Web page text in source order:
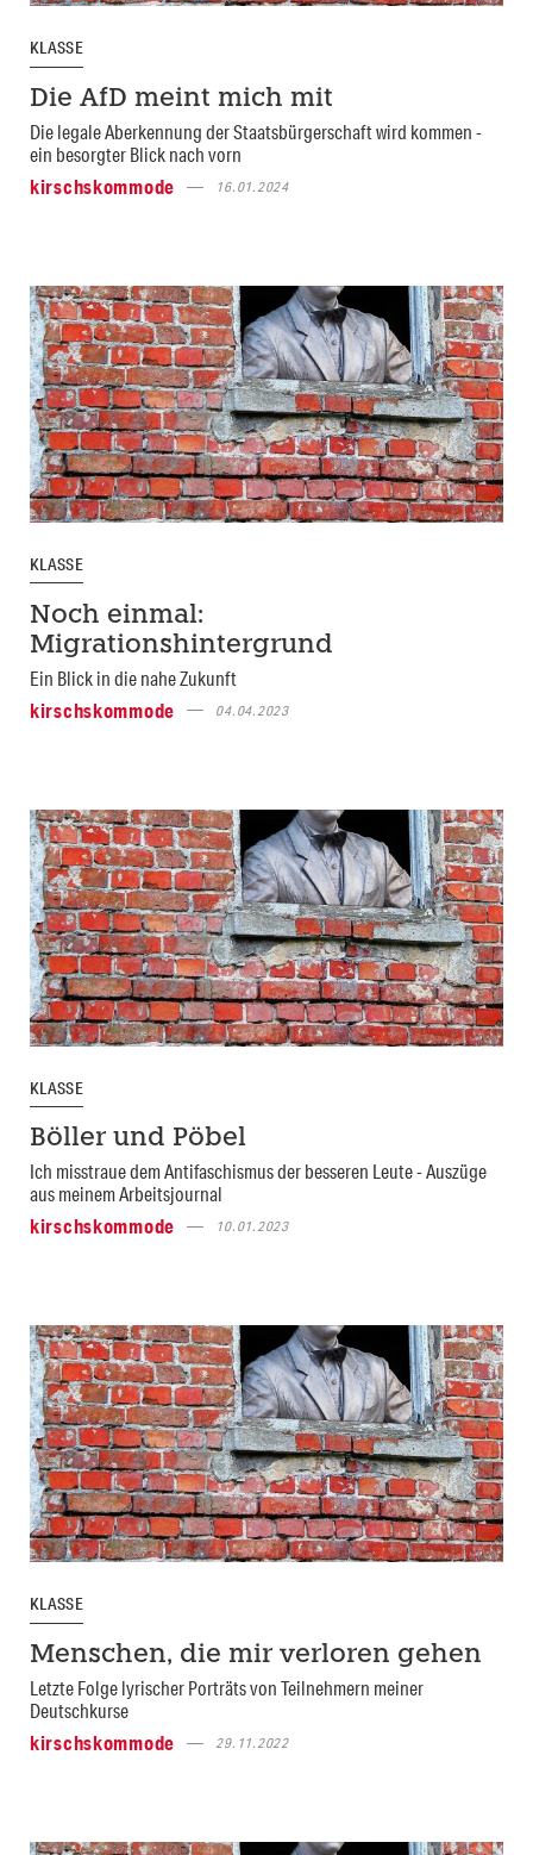
KLASSE
Die AfD meint mich mit
Die legale Aberkennung der Staatsbürgerschaft wird kommen -
ein besorgter Blick nach vorn
kirschskommode
16.01.2024
KLASSE
Noch einmal:
Migrationshintergrund
Ein Blick in die nahe Zukunft
kirschskommode
04.04.2023
KLASSE
Böller und Pöbel
Ich misstraue dem Antifaschismus der besseren Leute - Auszüge
aus meinem Arbeitsjournal
kirschskommode
10.01.2023
KLASSE
Menschen, die mir verloren gehen
Letzte Folge lyrischer Porträts von Teilnehmern meiner
Deutschkurse
kirschskommode
29.11.2022